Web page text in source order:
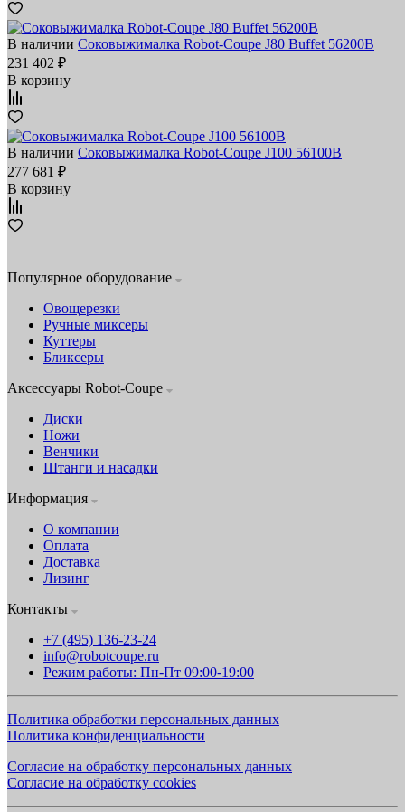
В наличии Соковыжималка Robot-Coupe J80 Buffet 56200B
231 402 ₽
В корзину
В наличии Соковыжималка Robot-Coupe J100 56100B
277 681 ₽
В корзину
Популярное оборудование
Овощерезки
Ручные миксеры
Куттеры
Бликсеры
Аксессуары Robot-Coupe
Диски
Ножи
Венчики
Штанги и насадки
Информация
О компании
Оплата
Доставка
Лизинг
Контакты
+7 (495) 136-23-24
info@robotcoupe.ru
Режим работы: Пн-Пт 09:00-19:00
Политика обработки персональных данных
Политика конфиденциальности
Согласие на обработку персональных данных
Согласие на обработку cookies